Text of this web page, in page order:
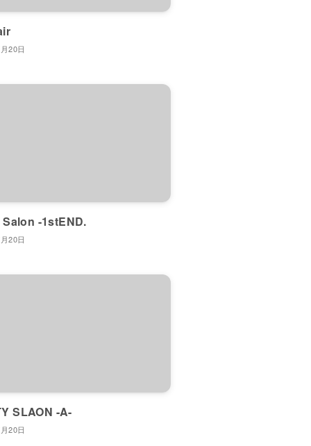
20日
-1stEND.
20日
SLAON -A-
20日